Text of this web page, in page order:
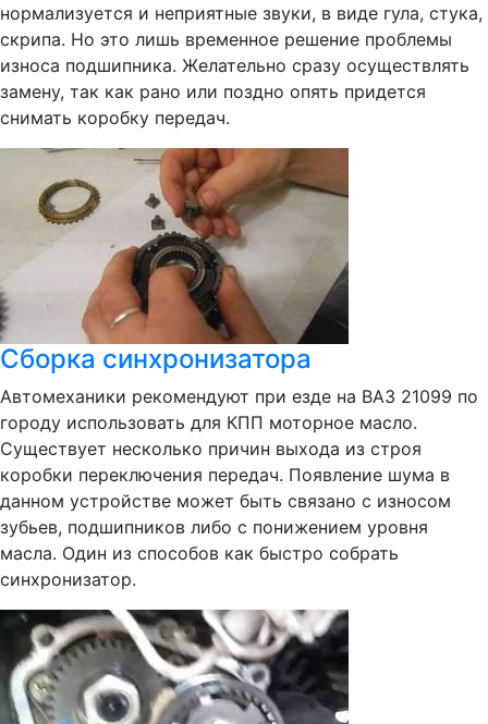
нормализуется и неприятные звуки, в виде гула, стука,
скрипа. Но это лишь временное решение проблемы
износа подшипника. Желательно сразу осуществлять
замену, так как рано или поздно опять придется
снимать коробку передач.
Сборка синхронизатора
Автомеханики рекомендуют при езде на ВАЗ 21099 по
городу использовать для КПП моторное масло.
Существует несколько причин выхода из строя
коробки переключения передач. Появление шума в
данном устройстве может быть связано с износом
зубьев, подшипников либо с понижением уровня
масла. Один из способов как быстро собрать
синхронизатор.